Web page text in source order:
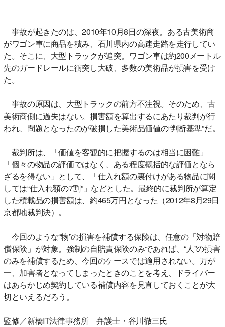
事故が起きたのは、2010年10月8日の深夜。ある古美術商
がワゴン車に商品を積み、石川県内の高速走路を走行してい
た。そこに、大型トラックが追突。ワゴン車は約200メートル
先のガードレールに衝突し大破、多数の美術品が損害を受け
た。
事故の原因は、大型トラックの前方不注視。そのため、古
美術商側に過失はない。損害額を算出するにあたり裁判が行
われ、問題となったのが破損した美術品価値の“判断基準”だ。
裁判所は、「価値を客観的に把握するのは相当に困難」
「個々の物品の評価ではなく、ある程度概括的な評価となら
ざるを得ない」として、「仕入れ額の裏付けがある物品に関
しては“仕入れ額の7割”」などとした。最終的に裁判所が算定
した積載品の損害額は、約465万円となった（2012年8月29日
京都地裁判決）。
今回のような“物”の損害を補償する保険は、任意の「対物賠
償保険」が対象。強制の自賠責保険のみであれば、“人”の損害
のみを補償するため、今回のケースでは適用されない。万が
一、加害者となってしまったときのことを考え、ドライバー
はあらかじめ契約している補償内容を見直しておくことが大
切といえるだろう。
監修／新橋IT法律事務所 弁護士・谷川徹三氏